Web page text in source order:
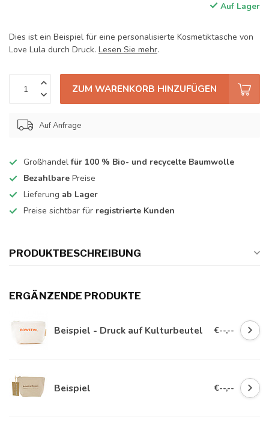
Auf Lager
Dies ist ein Beispiel für eine personalisierte Kosmetiktasche von
Love Lula durch Druck. Lesen Sie mehr.
ZUM WARENKORB HINZUFÜGEN
Auf Anfrage
Großhandelfür 100 % Bio- und recycelte Baumwolle
Bezahlbare Preise
Lieferung ab Lager
Preise sichtbar für registrierte Kunden
PRODUKTBESCHREIBUNG
ERGÄNZENDE PRODUKTE
Beispiel - Druck auf Kulturbeutel €--,--
Beispiel €--,--